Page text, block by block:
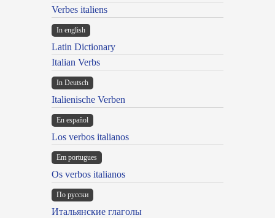
Verbes italiens
In english
Latin Dictionary
Italian Verbs
In Deutsch
Italienische Verben
En español
Los verbos italianos
Em portugues
Os verbos italianos
По русски
Итальянские глаголы